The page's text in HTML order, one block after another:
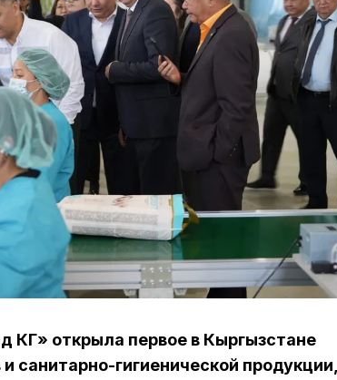
КГ» открыла первое в Кыргызстане
санитарно-гигиенической продукции,